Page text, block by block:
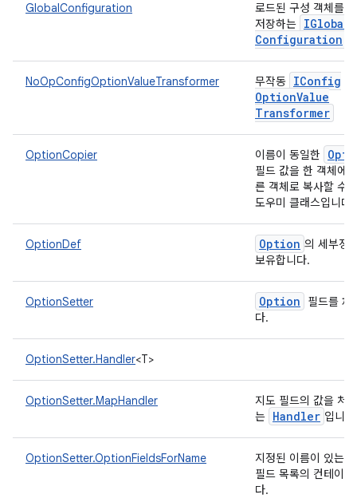
GlobalConfiguration
로드된 구성 객체를
저장하는 IGlobal
Configuration
NoOpConfigOptionValueTransformer 무작동
IConfig
OptionValue
Transformer
OptionCopier 이름이 동일한
필드 값을 한 객체에
른 객체로 복사할 수
도우미 클래스입니다.
OptionDef Option 의 세부정
보유합니다.
OptionSetter Option
필드를 채
다.
OptionSetter.Handler<T>
OptionSetter.MapHandler
지도 필드의 값을 처
는 Handler 입니
OptionSetter.OptionFieldsForName
지정된 이름이 있는
필드 목록의 컨테이
다.